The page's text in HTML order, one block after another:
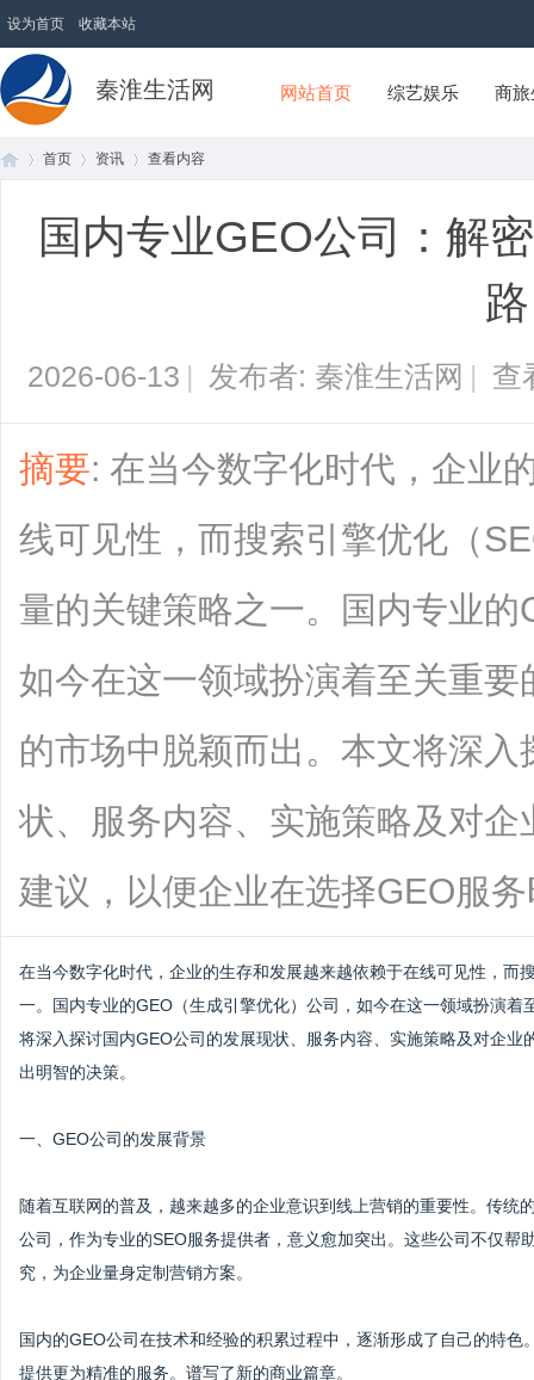
设为首页 收藏本站
秦淮生活网 网站首页 综艺娱乐 商
首页
›
资讯 查看内容
国内专业GEO公司：解
路
2026-06-13 | 发布者: 秦淮生活网 | 查
摘要: 在当今数字化时代，企业
线可见性，而搜索引擎优化（
量的关键策略之一。国内专业
如今在这一领域扮演着至关重
的市场中脱颖而出。本文将深
状、服务内容、实施策略及对
建议，以便企业在选择GEO服
在当今数字化时代，企业的生存和发展越来越依赖于在线可见性，而
一。国内专业的GEO（生成引擎优化）公司，如今在这一领域扮演
将深入探讨国内GEO公司的发展现状、服务内容、实施策略及对企
出明智的决策。
一、GEO公司的发展背景
随着互联网的普及，越来越多的企业意识到线上营销的重要性。传
公司，作为专业的SEO服务提供者，意义愈加突出。这些公司不仅
究，为企业量身定制营销方案。
国内的GEO公司在技术和经验的积累过程中，逐渐形成了自己的特
提供更为精准的服务。谱写了新的商业篇章。